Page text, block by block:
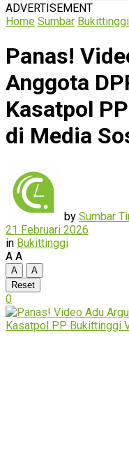
ADVERTISEMENT
Home Sumbar Bukittinggi
Panas!
Anggota
Kasatpol
di Media
by Sumbar
21 Februari 2026
in Bukittinggi
A A
A
A
Reset
0